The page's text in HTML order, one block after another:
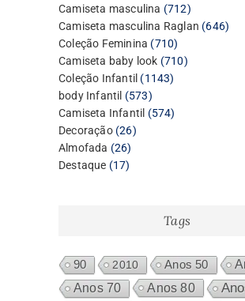
produtos
Camiseta masculina 712712
produtos
Camiseta masculina Raglan 646646
Coleção Feminina 710710
produtos
Camiseta baby look 710710
Coleção Infantil 11431143
body Infantil 573573
produtos
Camiseta Infantil 574574
Decoração 2626
Almofada 2626
produtos
Destaque 1717
Tags
90 2010 Anos 50
Anos 70
Anos 80